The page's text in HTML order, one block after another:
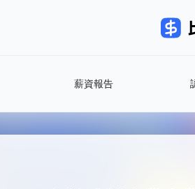
薪資報告